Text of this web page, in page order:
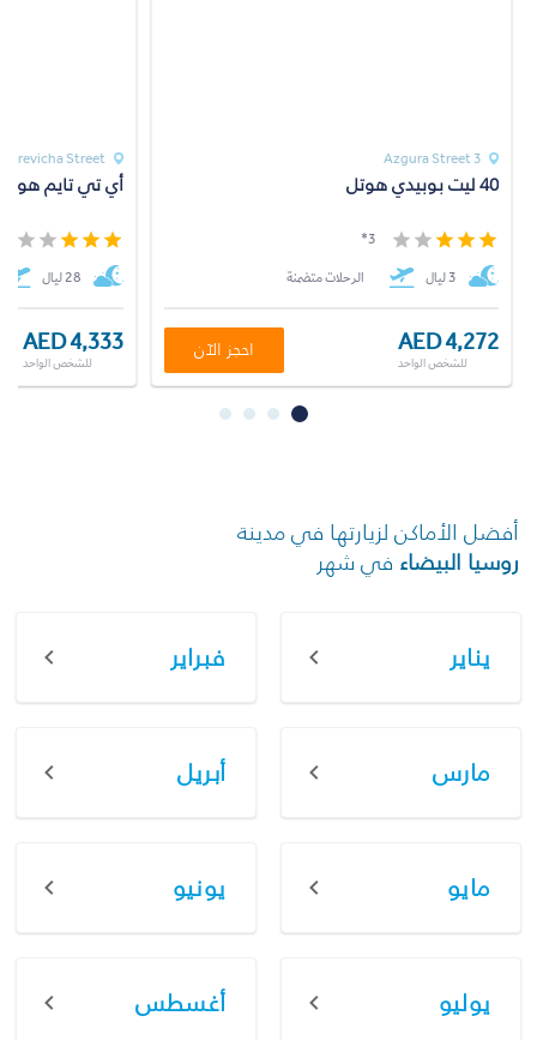
Street
أي تي تايم
28 ليال
AED 4,333
للشخص الواحد
Azgura Street 3
40 ليت بوبيدي هوتل
3*
3 ليال الرحلات متضمنة
AED 4,272
للشخص الواحد
احجز الآن
أفضل الأماكن لزيارتها في مدينة
روسيا البيضاء في شهر
يناير فبراير
مارس أبريل
مايو يونيو
يوليو أغسطس